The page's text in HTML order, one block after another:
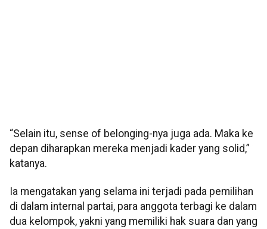
“Selain itu, sense of belonging-nya juga ada. Maka ke
depan diharapkan mereka menjadi kader yang solid,”
katanya.
Ia mengatakan yang selama ini terjadi pada pemilihan
di dalam internal partai, para anggota terbagi ke dalam
dua kelompok, yakni yang memiliki hak suara dan yang